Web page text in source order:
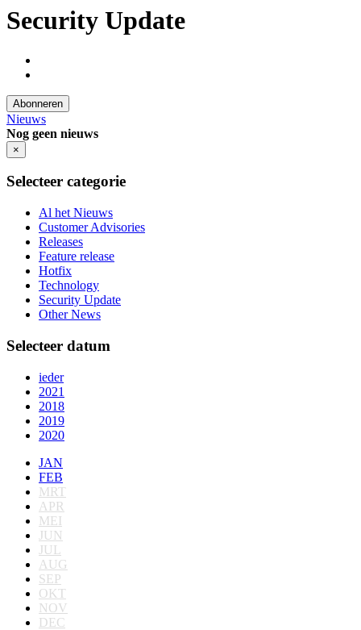
Security Update
Abonneren
Nieuws
Nog geen nieuws
×
Selecteer categorie
Al het Nieuws
Customer Advisories
Releases
Feature release
Hotfix
Technology
Security Update
Other News
Selecteer datum
ieder
2021
2018
2019
2020
JAN
FEB
MRT
APR
MEI
JUN
JUL
AUG
SEP
OKT
NOV
DEC